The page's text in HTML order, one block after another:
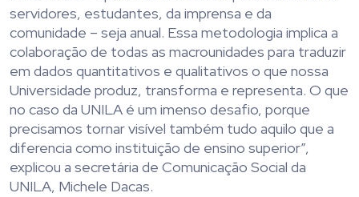
servidores, estudantes, da imprensa e da
comunidade – seja anual. Essa metodologia implica a
colaboração de todas as macrounidades para traduzir
em dados quantitativos e qualitativos o que nossa
Universidade produz, transforma e representa. O que
no caso da UNILA é um imenso desafio, porque
precisamos tornar visível também tudo aquilo que a
diferencia como instituição de ensino superior”,
explicou a secretária de Comunicação Social da
UNILA, Michele Dacas.